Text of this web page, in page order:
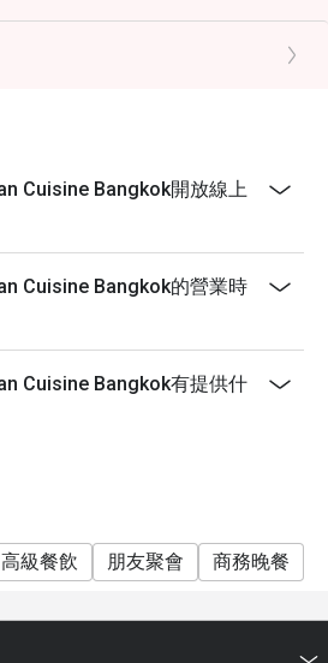
要預訂。
Cuisine Bangkok開放線上
Cuisine Bangkok的營業時
Cuisine Bangkok有提供什
高級餐飲 朋友聚會 商務晚餐